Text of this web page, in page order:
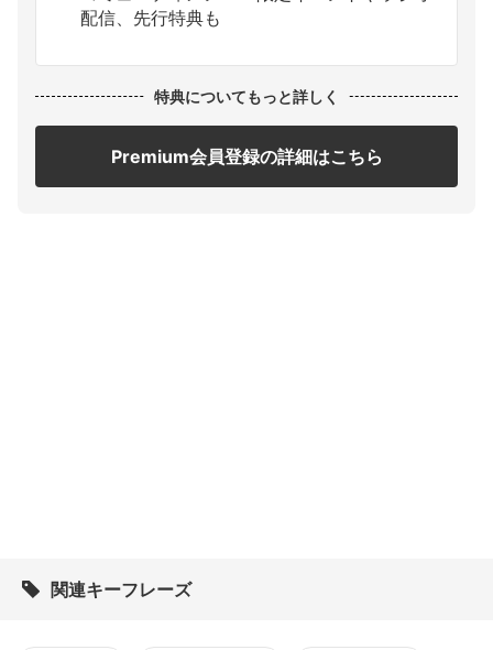
配信、先行特典も
特典についてもっと詳しく
Premium会員登録の詳細はこちら
関連キーフレーズ